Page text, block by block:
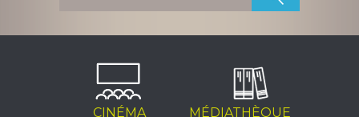
CINÉMA
MÉDIATHÈQUE